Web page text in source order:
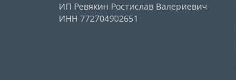
ИП Ревякин Ростислав Валериевич
ИНН 772704902651